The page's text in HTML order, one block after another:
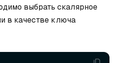
выбрать скалярное
в качестве ключа